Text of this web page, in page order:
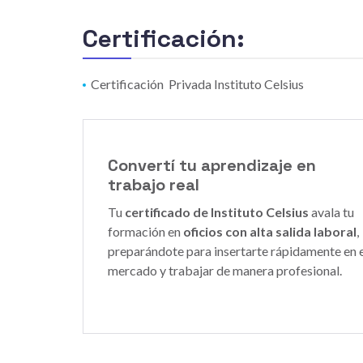
Certificación:
Certificación Privada Instituto Celsius
Convertí tu aprendizaje en
trabajo real
Tu certificado de Instituto Celsius avala tu
formación en oficios con alta salida laboral,
preparándote para insertarte rápidamente en
mercado y trabajar de manera profesional.